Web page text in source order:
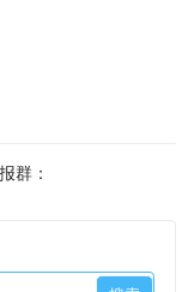
群：